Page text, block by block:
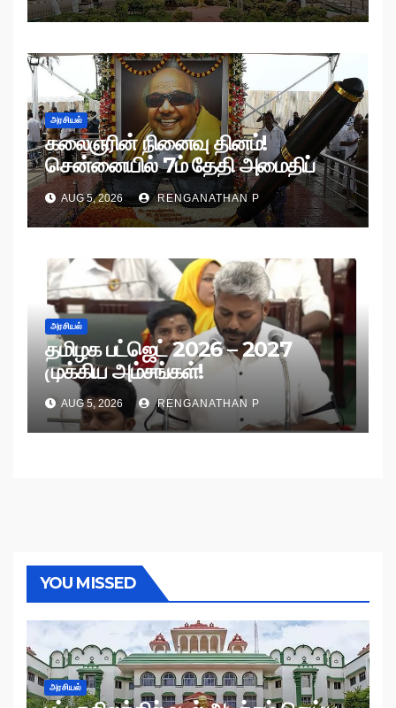
அரசியல்
கலைஞரின் நினைவு தினம்!
சென்னையில் 7ம் தேதி அமைதிப்
பேரணி!
AUG 5, 2026 RENGANATHAN P
அரசியல்
தமிழக பட்ஜெட் 2026 – 2027
முக்கிய அம்சங்கள்!
AUG 5, 2026 RENGANATHAN P
YOU MISSED
அரசியல்